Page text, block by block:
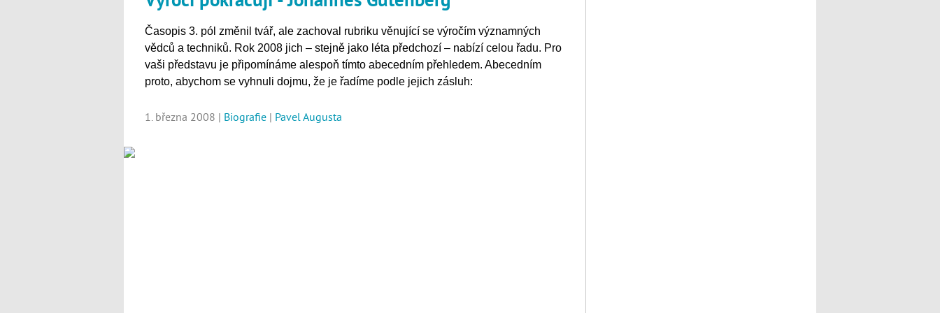
Časopis 3. pól změnil tvář, ale zachoval rubriku věnující se výročím významných
vědců a techniků. Rok 2008 jich – stejně jako léta předchozí – nabízí celou řadu. Pro
vaši představu je připomínáme alespoň tímto abecedním přehledem. Abecedním
proto, abychom se vyhnuli dojmu, že je řadíme podle jejich zásluh:
1. března 2008 | Biografie | Pavel Augusta